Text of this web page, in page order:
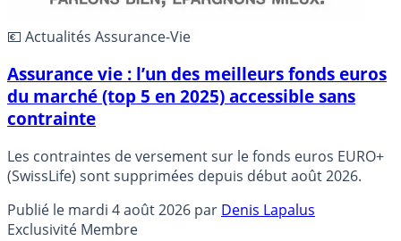
💶 Actualités Assurance-Vie
Assurance vie : l’un des meilleurs fonds euros
du marché (top 5 en 2025) accessible sans
contrainte
Les contraintes de versement sur le fonds euros EURO+
(SwissLife) sont supprimées depuis début août 2026.
Publié le mardi 4 août 2026 par Denis Lapalus
Exclusivité Membre